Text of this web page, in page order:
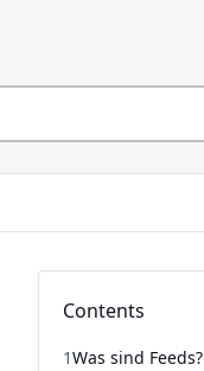
Contents
1Was sind Feeds?